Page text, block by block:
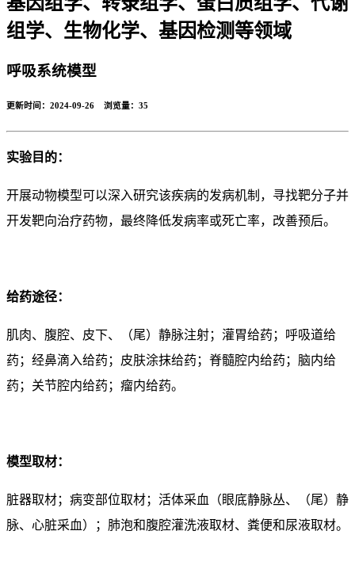
组学、生物化学、基因检测等领域
呼吸系统模型
更新时间：2024-09-26 浏览量： 35
实验目的：
开展动物模型可以深入研究该疾病的发病机制，寻找靶分子并
开发靶向治疗药物，最终降低发病率或死亡率，改善预后。
给药途径：
肌肉、腹腔、皮下、（尾）静脉注射；灌胃给药；呼吸道给
药；经鼻滴入给药；皮肤涂抹给药；脊髓腔内给药；脑内给
药；关节腔内给药；瘤内给药。
模型取材：
脏器取材；病变部位取材；活体采血（眼底静脉丛、（尾）静
脉、心脏采血）；肺泡和腹腔灌洗液取材、粪便和尿液取材。